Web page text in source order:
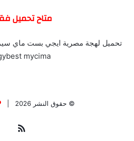
متاح تحميل
mycima
© حقوق النشر 2026 |